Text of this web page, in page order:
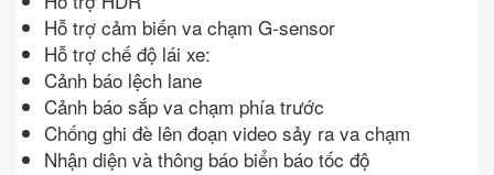
Hỗ trợ cảm biến va chạm G-sensor
Hỗ trợ chế độ lái xe:
Cảnh báo lệch lane
Cảnh báo sắp va chạm phía trước
Chống ghi đè lên đoạn video sảy ra va chạm
Nhận diện và thông báo biển báo tốc độ